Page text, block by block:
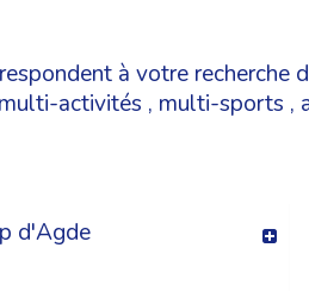
à votre recherche
multi-activités , multi-sports ,
d'Agde